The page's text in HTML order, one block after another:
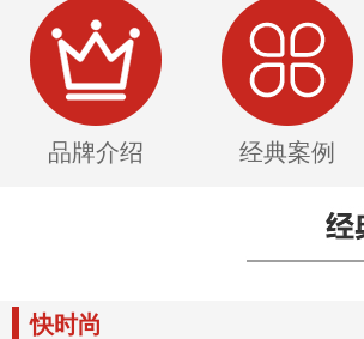
品牌介绍 经典案例
快时尚